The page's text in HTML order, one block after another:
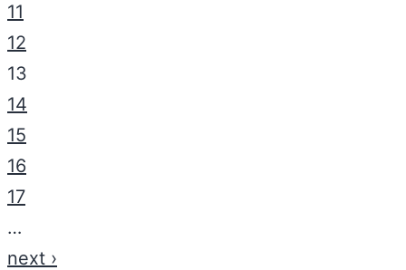
11
12
13
14
15
16
17
…
next ›